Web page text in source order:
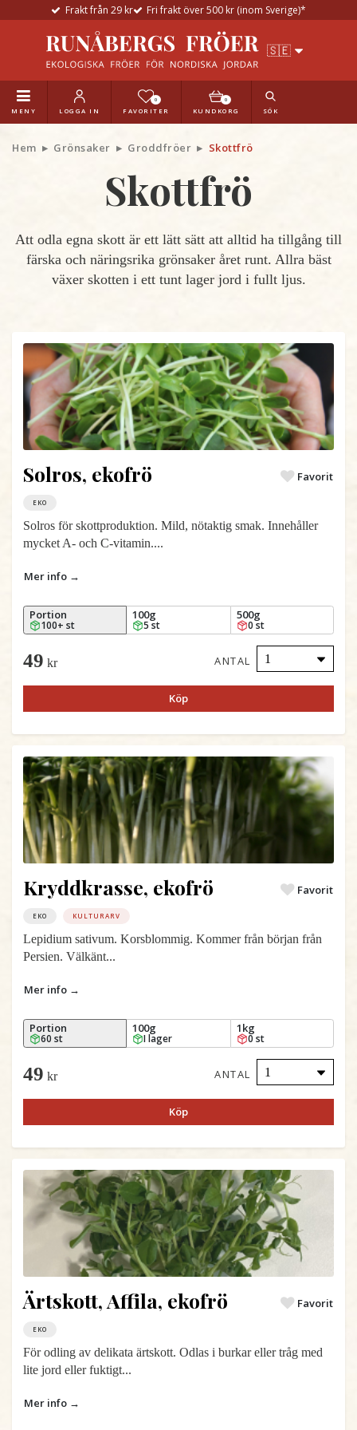
Frakt från 29 kr Fri frakt över 500 kr (inom Sverige)*
MENY LOGGA IN
0
FAVORITER
0
KUNDKORG SÖK
Hem Grönsaker Groddfröer Skottfrö
Skottfrö
Att odla egna skott är ett lätt sätt att alltid ha tillgång till
färska och näringsrika grönsaker året runt. Allra bäst
växer skotten i ett tunt lager jord i fullt ljus.
Solros, ekofrö Favorit
EKO
Solros för skottproduktion. Mild, nötaktig smak. Innehåller
mycket A- och C-vitamin....
Mer info →
Portion
100+ st
100g
5 st
500g
0 st
49 kr ANTAL
Köp
Kryddkrasse, ekofrö Favorit
EKO KULTURARV
Lepidium sativum. Korsblommig. Kommer från början från
Persien. Välkänt...
Mer info →
Portion
60 st
100g
I lager
1kg
0 st
49 kr ANTAL
Köp
Ärtskott, Affila, ekofrö Favorit
EKO
För odling av delikata ärtskott. Odlas i burkar eller tråg med
lite jord eller fuktigt...
Mer info →